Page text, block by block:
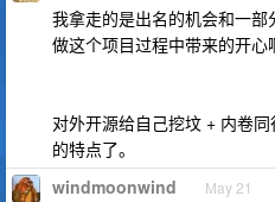
我拿走的是出名的机会和一
做这个项目过程中带来的开心
对外开源给自己挖坟 + 内卷
的特点了。
windmoonwind May 21